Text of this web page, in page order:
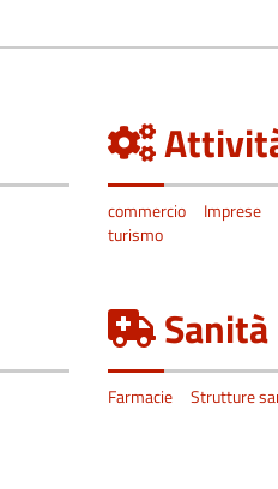
commercio Imprese
turismo
Sanità
Farmacie Strutture